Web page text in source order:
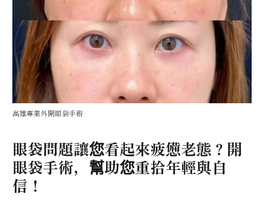
高雄專業外開眼袋手術
眼袋問題讓您看起來疲憊老態？開
眼袋手術，幫助您重拾年輕與自
信！